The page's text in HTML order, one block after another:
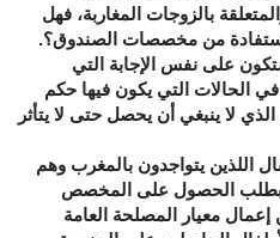
بالزوجات المغاربة، فهل
من مخصصات الصندوق؟.
على نفس الإجابة التي
الحالات التي يكون فيها حكم
لا ينبغي أن يحصل حتى لا يتأثر
اللذين يتواجدون بالمغرب وهم
بطلب الحصول على المخصص
إعمال معيار المصلحة العامة